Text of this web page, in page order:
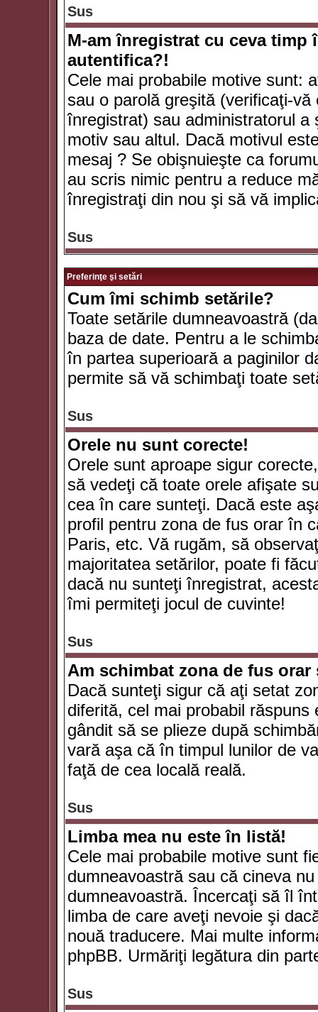
Sus
M-am înregistrat cu ceva timp
autentifica?!
Cele mai probabile motive sunt:
sau o parolă greşită (verificaţi-
înregistrat) sau administratorul
motiv sau altul. Dacă motivul
mesaj ? Se obişnuieşte ca
au scris nimic pentru a reduce
înregistraţi din nou şi să vă
Sus
Preferinţe şi setări
Cum îmi schimb setările?
Toate setările dumneavoastră
baza de date. Pentru a le
în partea superioară a paginilor
permite să vă schimbaţi toate
Sus
Orele nu sunt corecte!
Orele sunt aproape sigur
să vedeţi că toate orele afişate
cea în care sunteţi. Dacă este
profil pentru zona de fus orar în
Paris, etc. Vă rugăm, să
majoritatea setărilor, poate fi
dacă nu sunteţi înregistrat,
îmi permiteţi jocul de cuvinte!
Sus
Am schimbat zona de fus
Dacă sunteţi sigur că aţi setat
diferită, cel mai probabil
gândit să se plieze după
vară aşa că în timpul lunilor de
faţă de cea locală reală.
Sus
Limba mea nu este în listă!
Cele mai probabile motive sunt
dumneavoastră sau că cineva
dumneavoastră. Încercaţi să îl
limba de care aveţi nevoie şi
nouă traducere. Mai multe
phpBB. Urmăriţi legătura din
Sus